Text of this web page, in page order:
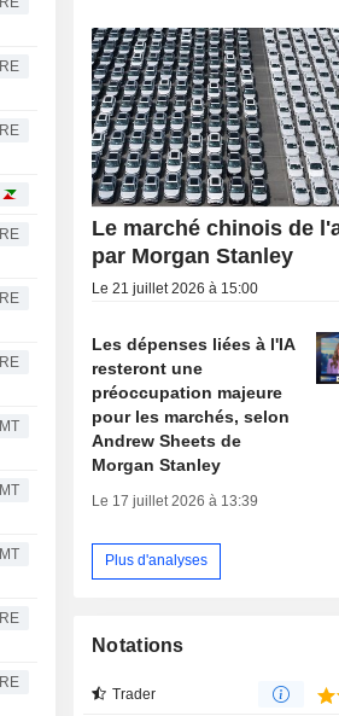
RE
RE
RE
RE
RE
MT
MT
MT
RE
RE
Le marché chinois de
par Morgan Stanley
Le 21 juillet 2026 à 15:00
Les dépenses liées à l'IA
resteront une
préoccupation majeure
pour les marchés, selon
Andrew Sheets de
Morgan Stanley
Le 17 juillet 2026 à 13:39
Plus d'analyses
Notations
Trader